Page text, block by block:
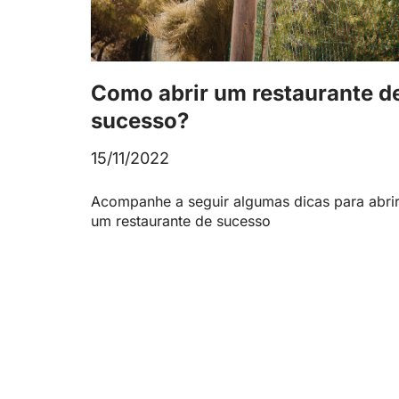
Como abrir um restaurante
sucesso?
15/11/2022
Acompanhe a seguir algumas dicas para abrir
um restaurante de sucesso